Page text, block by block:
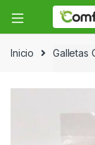
Inicio Galletas